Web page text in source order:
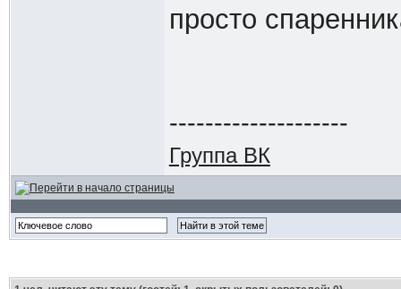
просто
--------------------
Группа ВК